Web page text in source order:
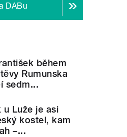
DABu
během
Rumunska
sedm...
u Luže je asi
kostel, kam
–...